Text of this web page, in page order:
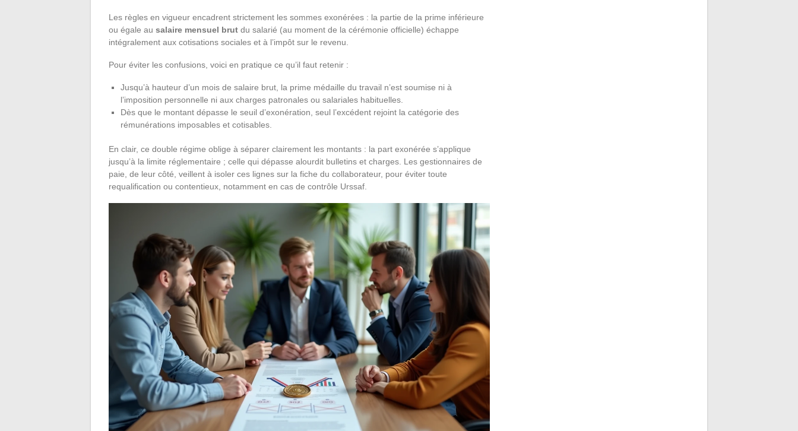
Les règles en vigueur encadrent strictement les sommes exonérées : la partie de la prime inférieure
ou égale au salaire mensuel brut du salarié (au moment de la cérémonie officielle) échappe
intégralement aux cotisations sociales et à l’impôt sur le revenu.
Pour éviter les confusions, voici en pratique ce qu’il faut retenir :
Jusqu’à hauteur d’un mois de salaire brut, la prime médaille du travail n’est soumise ni à
l’imposition personnelle ni aux charges patronales ou salariales habituelles.
Dès que le montant dépasse le seuil d’exonération, seul l’excédent rejoint la catégorie des
rémunérations imposables et cotisables.
En clair, ce double régime oblige à séparer clairement les montants : la part exonérée s’applique
jusqu’à la limite réglementaire ; celle qui dépasse alourdit bulletins et charges. Les gestionnaires de
paie, de leur côté, veillent à isoler ces lignes sur la fiche du collaborateur, pour éviter toute
requalification ou contentieux, notamment en cas de contrôle Urssaf.